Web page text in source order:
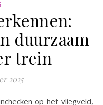
duurzaam
trein
2025